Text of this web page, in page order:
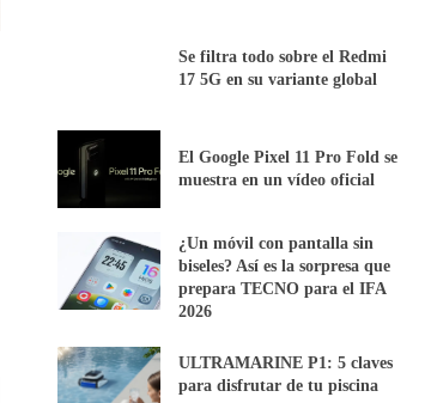
Se filtra todo sobre el Redmi
17 5G en su variante global
El Google Pixel 11 Pro Fold se
muestra en un vídeo oficial
¿Un móvil con pantalla sin
biseles? Así es la sorpresa que
prepara TECNO para el IFA
2026
ULTRAMARINE P1: 5 claves
para disfrutar de tu piscina